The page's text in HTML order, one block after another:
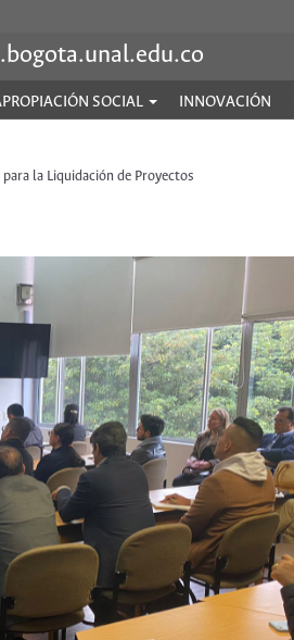
SOCIAL INNOVACIÓN
la Liquidación de Proyectos